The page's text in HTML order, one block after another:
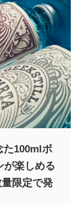
た100mlボ
が楽しめる
限定で発